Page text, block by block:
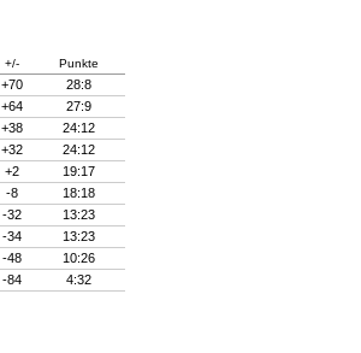
+/- Punkte
+70
28:8
+64
27:9
+38
24:12
+32
24:12
+2
19:17
-8
18:18
-32
13:23
-34
13:23
-48
10:26
-84 4:32